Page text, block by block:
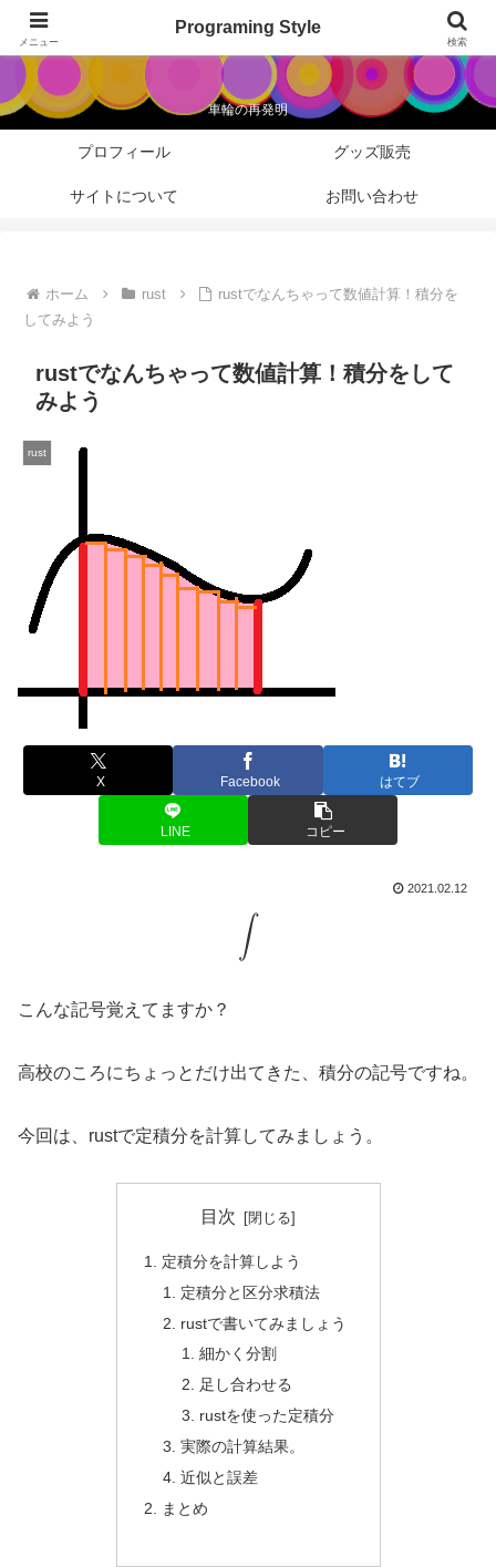
Programing Style
車輪の再発明
プロフィール グッズ販売
サイトについて お問い合わせ
ホーム rust
rustでなんちゃって数値計算！積分を
してみよう
rustでなんちゃって数値計算！積分をして
みよう
rust
X Facebook はてブ
LINE コピー
2021.02.12
∫
こんな記号覚えてますか？
高校のころにちょっとだけ出てきた、積分の記号ですね。
今回は、rustで定積分を計算してみましょう。
目次
定積分を計算しよう
定積分と区分求積法
rustで書いてみましょう
細かく分割
足し合わせる
rustを使った定積分
実際の計算結果。
近似と誤差
まとめ
メニュー
Programing Style
検索